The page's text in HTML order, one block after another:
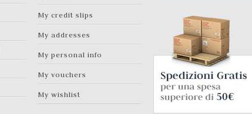
My credit slips
My addresses
My personal info
My vouchers
My wishlist